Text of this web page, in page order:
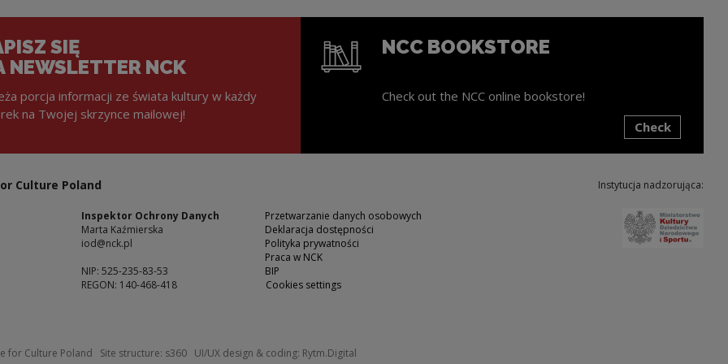
SIĘ
NEWSLETTER NCK
porcja informacji ze świata kultury w każdy
na Twojej skrzynce mailowej!
NCC BOOKSTORE
Check out the NCC online bookstore!
Check
Culture Poland
Inspektor Ochrony Danych
Marta Kaźmierska
iod@nck.pl
NIP: 525-235-83-53
REGON: 140-468-418
Przetwarzanie danych osobowych
Deklaracja dostępności
Polityka prywatności
Praca w NCK
BIP
Cookies settings
Instytucja nadzorująca:
for Culture Poland Site structure: s360Note, the link will open in a new window
UI/UX design & coding: Rytm.Digital